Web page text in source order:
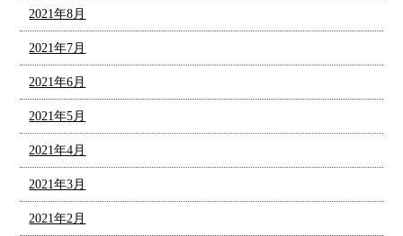
2021年8月
2021年7月
2021年6月
2021年5月
2021年4月
2021年3月
2021年2月